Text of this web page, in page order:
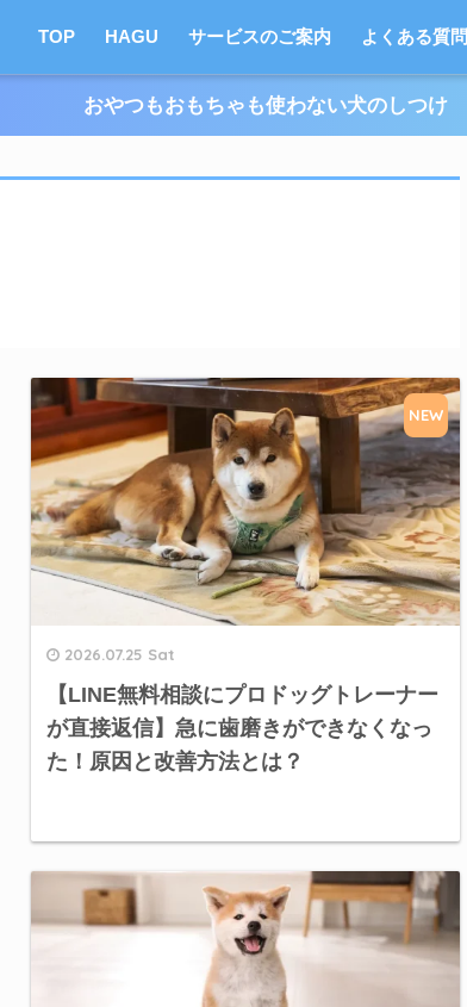
TOP HAGU サービスのご案内 よくある質問
おやつもおもちゃも使わない犬のしつけ
2026.07.25 Sat
【LINE無料相談にプロドッグトレーナー
が直接返信】急に歯磨きができなくなっ
た！原因と改善方法とは？
NEW